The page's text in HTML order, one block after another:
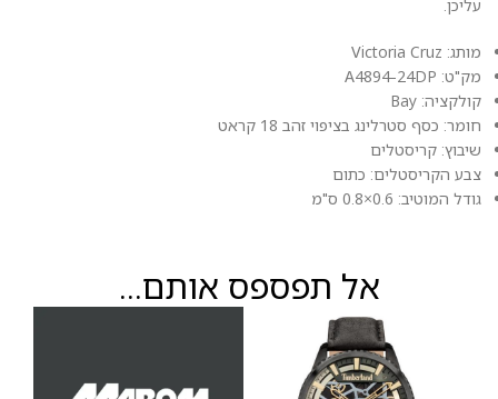
עליכן.
מותג: Victoria Cruz
מק"ט: A4894-24DP
קולקציה: Bay
חומר: כסף סטרלינג בציפוי זהב 18 קראט
שיבוץ: קריסטלים
צבע הקריסטלים: כתום
גודל המוטיב: 0.6×0.8 ס"מ
אל תפספס אותם...